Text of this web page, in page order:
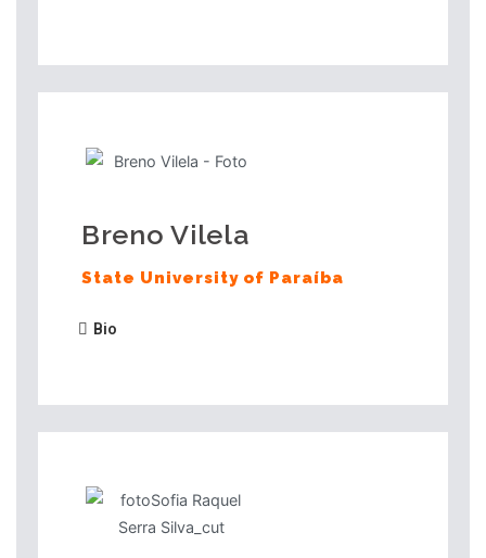
Breno Vilela
State University of Paraíba
Bio